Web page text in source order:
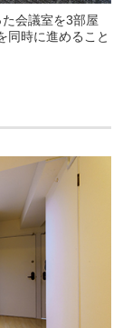
会議室を3部屋
同時に進めること